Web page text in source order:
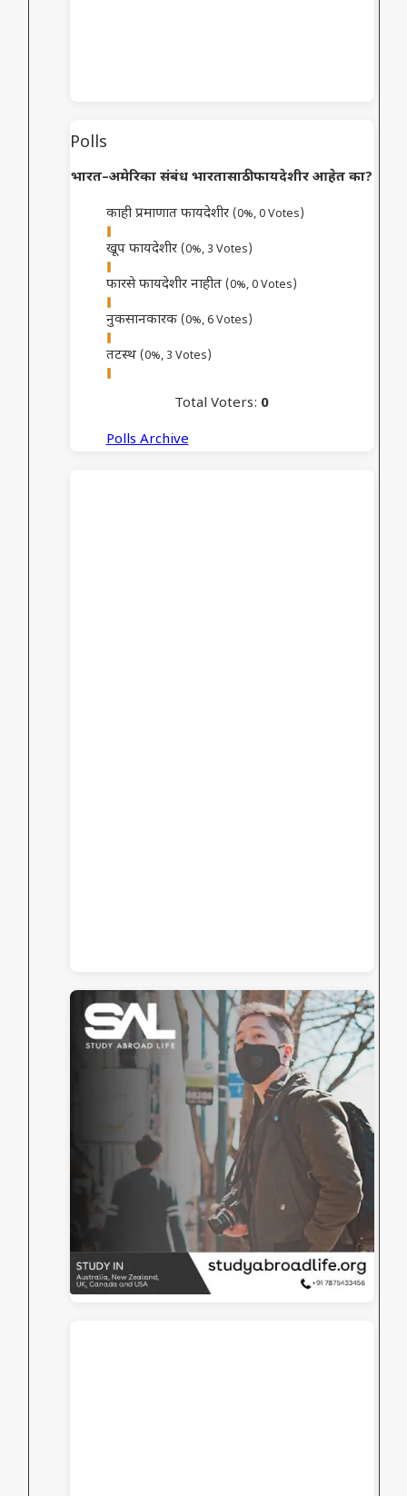
Polls
भारत–अमेरिका संबंध भारतासाठी फायदेशीर आहेत का?
काही प्रमाणात फायदेशीर (0%, 0 Votes)
खूप फायदेशीर (0%, 3 Votes)
फारसे फायदेशीर नाहीत (0%, 0 Votes)
नुकसानकारक (0%, 6 Votes)
तटस्थ (0%, 3 Votes)
Total Voters: 0
Polls Archive